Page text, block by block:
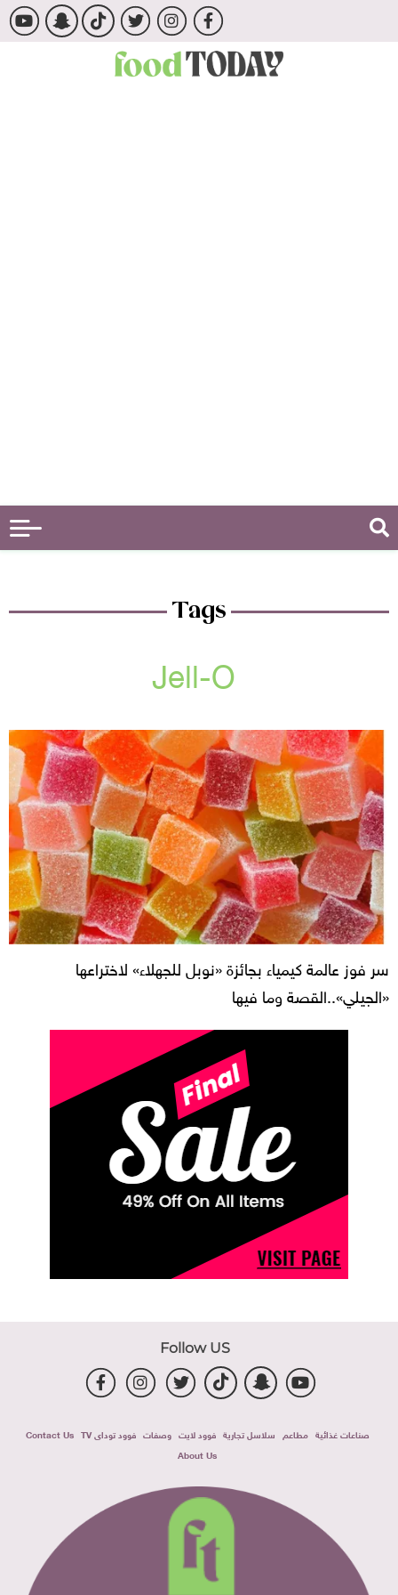
Tags
Jell-O
سر فوز عالمة كيمياء بجائزة «نوبل للجهلاء» لاختراعها
«الجيلي»..القصة وما فيها
Follow US
صناعات غذائية مطاعم سلاسل تجارية فوود لايت وصفات فوود توداى TV
Contact Us
About Us